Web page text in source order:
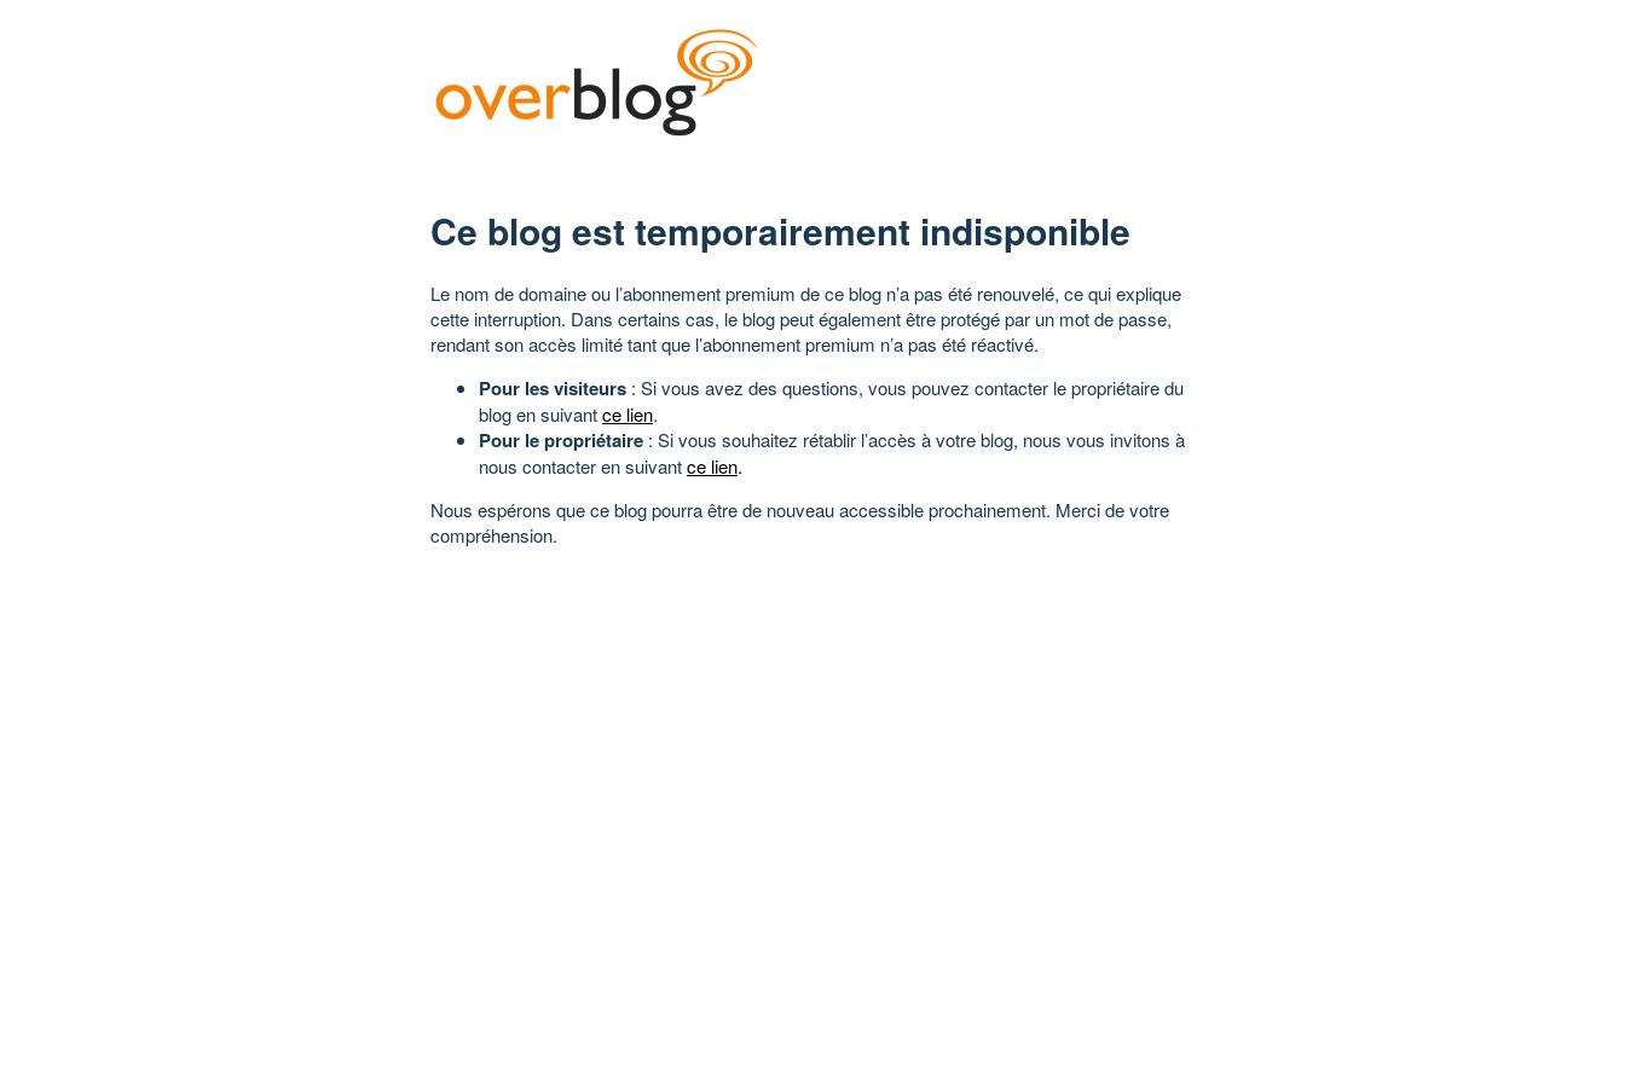
Ce blog est temporairement indisponible
Le nom de domaine ou l’abonnement premium de ce blog n’a pas été renouvelé, ce qui explique
cette interruption. Dans certains cas, le blog peut également être protégé par un mot de passe,
rendant son accès limité tant que l’abonnement premium n’a pas été réactivé.
Pour les visiteurs : Si vous avez des questions, vous pouvez contacter le propriétaire du
blog en suivantce lien.
Pour le propriétaire : Si vous souhaitez rétablir l’accès à votre blog, nous vous invitons à
nous contacter en suivantce lien.
Nous espérons que ce blog pourra être de nouveau accessible prochainement. Merci de votre
compréhension.